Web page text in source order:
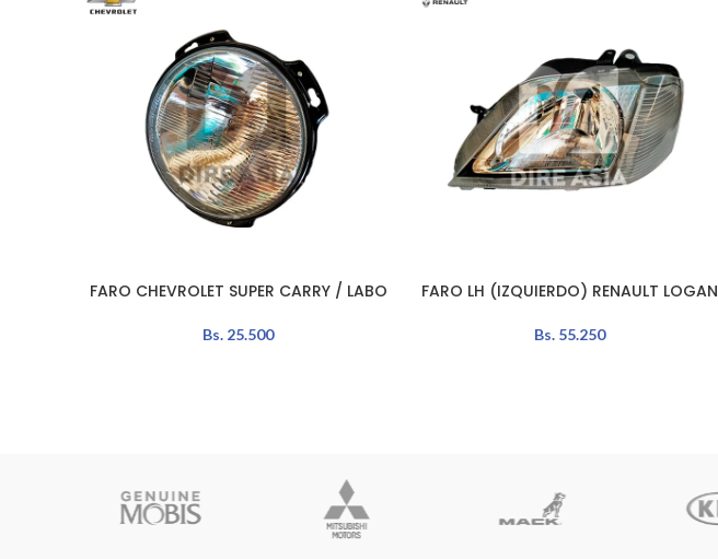
AÑADIR AL CARRITO
FARO CHEVROLET SUPER CARRY / LABO
Bs. 25.500
AÑADIR AL CARRITO
FARO LH (IZQUIERDO) RENAULT LOGAN
Bs. 55.250